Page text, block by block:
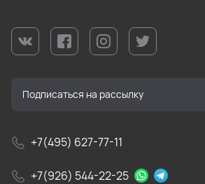
+7(495) 627-77-11
+7(926) 544-22-25